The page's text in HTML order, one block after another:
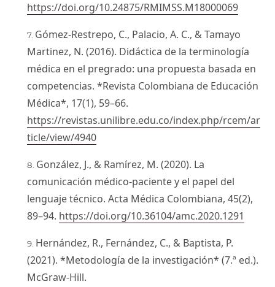
https://doi.org/10.24875/RMIMSS.M18000069
Gómez-Restrepo, C., Palacio, A. C., & Tamayo
Martinez, N. (2016). Didáctica de la terminología
médica en el pregrado: una propuesta basada en
competencias. *Revista Colombiana de Educación
Médica*, 17(1), 59–66.
https://revistas.unilibre.edu.co/index.php/rcem/ar
ticle/view/4940
González, J., & Ramírez, M. (2020). La
comunicación médico-paciente y el papel del
lenguaje técnico. Acta Médica Colombiana, 45(2),
89–94. https://doi.org/10.36104/amc.2020.1291
Hernández, R., Fernández, C., & Baptista, P.
(2021). *Metodología de la investigación* (7.ª ed.).
McGraw-Hill.